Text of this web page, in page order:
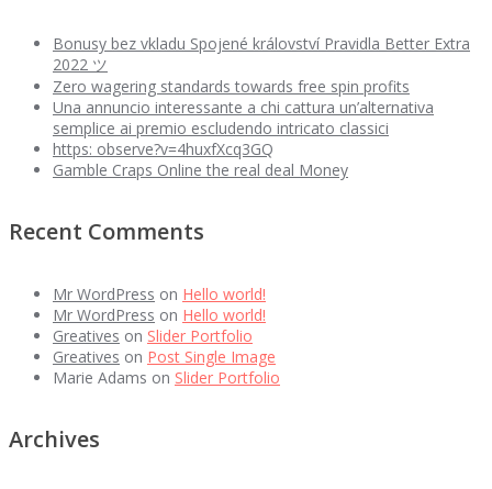
Bonusy bez vkladu Spojené království Pravidla Better Extra
2022 ツ
Zero wagering standards towards free spin profits
Una annuncio interessante a chi cattura un’alternativa
semplice ai premio escludendo intricato classici
https: observe?v=4huxfXcq3GQ
Gamble Craps Online the real deal Money
Recent Comments
Mr WordPress on Hello world!
Mr WordPress on Hello world!
Greatives on Slider Portfolio
Greatives on Post Single Image
Marie Adams on Slider Portfolio
Archives